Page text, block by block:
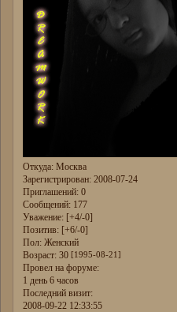
Откуда:Москва
Зарегистрирован: 2008-07-24
Приглашений:0
Сообщений:177
Уважение: [+4/-0]
Позитив: [+6/-0]
Пол:Женский
Возраст:30 [1995-08-21]
Провел на форуме:
1 день 6 часов
Последний визит:
2008-09-22 12:33:55